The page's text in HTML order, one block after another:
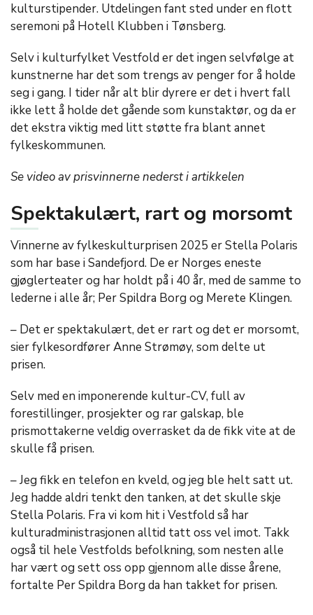
kulturstipender. Utdelingen fant sted under en flott
seremoni på Hotell Klubben i Tønsberg.
Selv i kulturfylket Vestfold er det ingen selvfølge at
kunstnerne har det som trengs av penger for å holde
seg i gang. I tider når alt blir dyrere er det i hvert fall
ikke lett å holde det gående som kunstaktør, og da er
det ekstra viktig med litt støtte fra blant annet
fylkeskommunen.
Se video av prisvinnerne nederst i artikkelen
Spektakulært, rart og morsomt
Vinnerne av fylkeskulturprisen 2025 er Stella Polaris
som har base i Sandefjord. De er Norges eneste
gjøglerteater og har holdt på i 40 år, med de samme to
lederne i alle år; Per Spildra Borg og Merete Klingen.
– Det er spektakulært, det er rart og det er morsomt,
sier fylkesordfører Anne Strømøy, som delte ut
prisen.
Selv med en imponerende kultur-CV, full av
forestillinger, prosjekter og rar galskap, ble
prismottakerne veldig overrasket da de fikk vite at de
skulle få prisen.
– Jeg fikk en telefon en kveld, og jeg ble helt satt ut.
Jeg hadde aldri tenkt den tanken, at det skulle skje
Stella Polaris. Fra vi kom hit i Vestfold så har
kulturadministrasjonen alltid tatt oss vel imot. Takk
også til hele Vestfolds befolkning, som nesten alle
har vært og sett oss opp gjennom alle disse årene,
fortalte Per Spildra Borg da han takket for prisen.